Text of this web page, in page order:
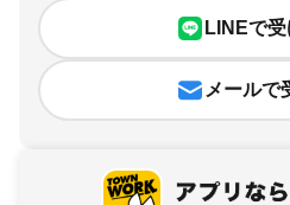
LINEで
メールで